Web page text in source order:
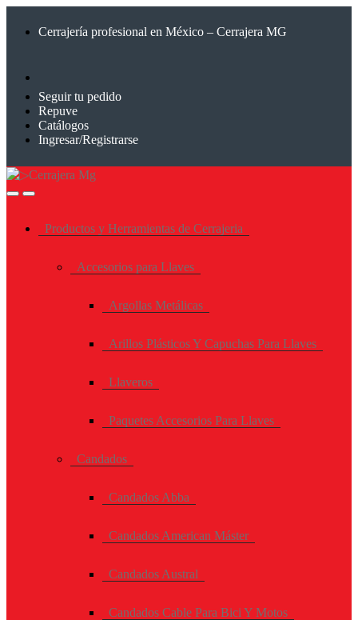
Cerrajería profesional en México – Cerrajera MG
Seguir tu pedido
Repuve
Catálogos
Ingresar/Registrarse
Productos y Herramientas de Cerrajeria
Accesorios para Llaves
Argollas Metálicas
Arillos Plásticos Y Capuchas Para Llaves
Llaveros
Paquetes Accesorios Para Llaves
Candados
Candados Abba
Candados American Máster
Candados Austral
Candados Cable Para Bici Y Motos